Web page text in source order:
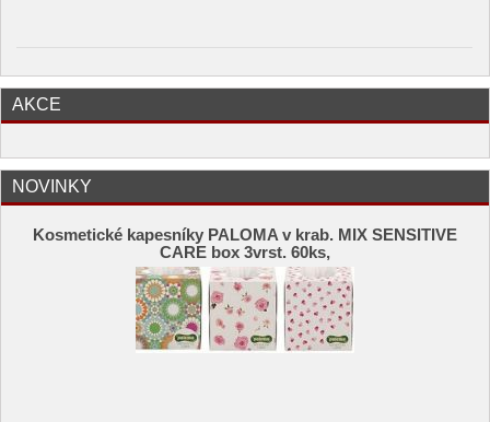
AKCE
NOVINKY
Kosmetické kapesníky PALOMA v krab. MIX SENSITIVE
CARE box 3vrst. 60ks,